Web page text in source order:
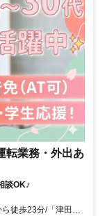
転業務・外出あ
談OK♪
徒歩23分/「津田沼